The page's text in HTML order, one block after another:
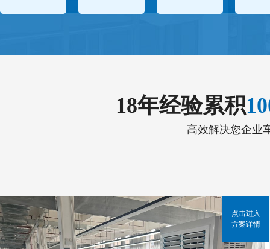
18年经验累积
高效解决您企业
点击进入
方案详情